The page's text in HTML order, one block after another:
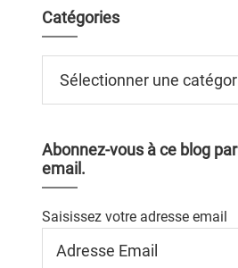
Catégories
Abonnez-vous à ce blog par
email.
Saisissez votre adresse email
Email